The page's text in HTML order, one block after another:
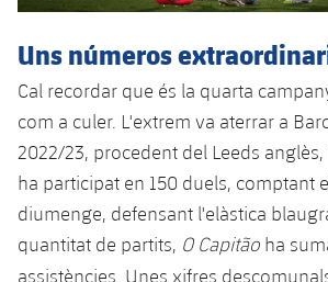
Jugadors
Fotos
Palmarès
Història
Aleví
Calendari
Entrades
Resultats
Classificació
Barça Atlètic
plusicon
més
Actualitat
Calendari
Resultats
Base
plusicon
més
Actualitat
Barça C
Junior
Campus Estiu
PLUSICON
MÉS
Informació general
Uns números
Cal recordar que és la quarta
com a culer. L'extrem va aterrar a
2022/23, procedent del Leeds
ha participat en 150 duels, comptant
diumenge, defensant l'elàstica
quantitat de partits, O Capitão ha
assistències. Unes xifres